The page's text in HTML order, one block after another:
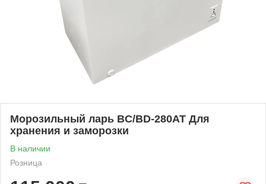
Морозильный ларь BC/BD-280AT Для
хранения и заморозки
В наличии
Розница